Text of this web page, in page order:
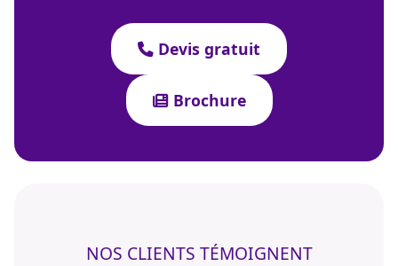
Devis gratuit
Brochure
NOS CLIENTS TÉMOIGNENT